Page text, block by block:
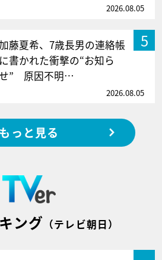
2026.08.05
5
加藤夏希、7歳長男の連絡帳
に書かれた衝撃の“お知ら
” 原因不明…
2026.08.05
もっと見る
ング （テレビ朝日）